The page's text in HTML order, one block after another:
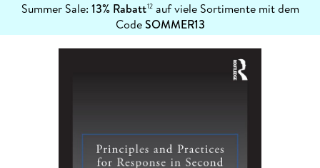
Summer Sale: 13% Rabatt12auf viele Sortimente mit dem
CodeSOMMER13
erfahren